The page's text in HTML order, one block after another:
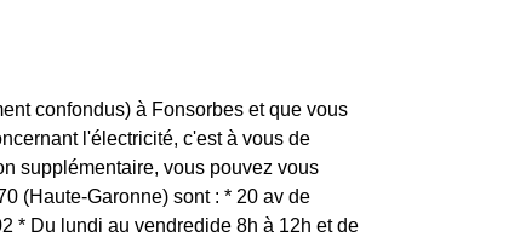
confondus) à Fonsorbes et que vous
l'électricité, c'est à vous de
supplémentaire, vous pouvez vous
(Haute-Garonne) sont : * 20 av de
* Du lundi au vendredide 8h à 12h et de